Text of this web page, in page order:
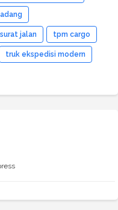
surat jalan tpm cargo
truk ekspedisi modern